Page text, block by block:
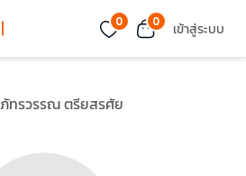
0 0 เข้าสู่ระบบ
ทรวรรณ ตรียสรศัย